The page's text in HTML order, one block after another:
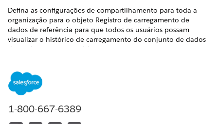
Defina as configurações de compartilhamento para toda a
organização para o objeto Registro de carregamento de
dados de referência para que todos os usuários possam
visualizar o histórico de carregamento do conjunto de dados
de qualquer outro usuário.
Disponível em: Lightning Experience
Disponível em:Enterprise
DeveloperEditions
1-800-667-6389